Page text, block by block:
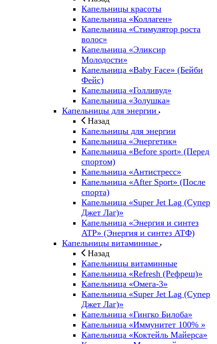
Капельницы красоты
Капельница «Коллаген»
Капельница «Стимулятор роста
волос»
Капельница «Эликсир
Молодости»
Капельница «Baby Face» (Бейби
Фейс)
Капельница «Голливуд»
Капельница «Золушка»
Капельницы для энергии
Назад
Капельницы для энергии
Капельница «Энергетик»
Капельница «Before sport» (Перед
спортом)
Капельница «Антистресс»
Капельница «After Sport» (После
спорта)
Капельница «Super Jet Lag (Супер
Джет Лаг)»
Капельница «Энергия и синтез
ATP» (Энергия и синтез АТФ)
Капельницы витаминные
Назад
Капельницы витаминные
Капельница «Refresh (Рефреш)»
Капельница «Омега-3»
Капельница «Super Jet Lag (Супер
Джет Лаг)»
Капельница «Гингко Билоба»
Капельница «Иммунитет 100% »
Капельница «Коктейль Майерса»